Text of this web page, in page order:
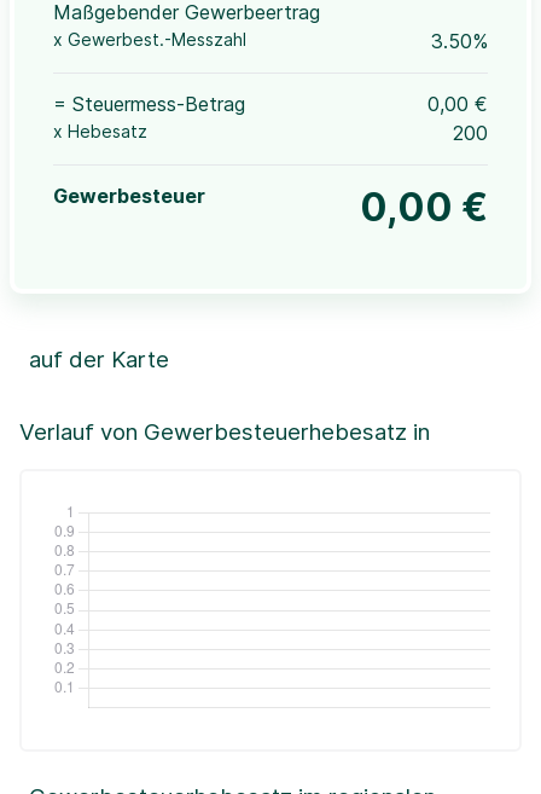
Maßgebender Gewerbeertrag
x Gewerbest.-Messzahl 3.50%
= Steuermess-Betrag 0,00 €
x Hebesatz 200
Gewerbesteuer 0,00 €
Verlauf von Gewerbesteuerhebesatz in
auf der Karte
+
Leaflet|©OpenStreetMap, ©CartoDB,